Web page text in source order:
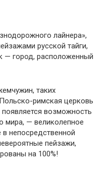
лайнера»,
русской тайги,
— город, расположенный
таких
римская церковь
появляется возможность
мира, — великолепное
непосредственной
пейзажи,
на 100%!